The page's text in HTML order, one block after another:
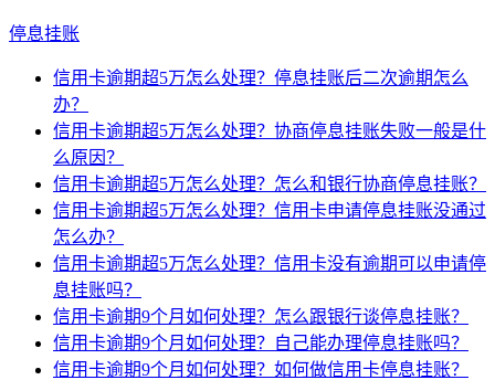
停息挂账
信用卡逾期超5万怎么处理？停息挂账后二次逾期怎么
办？
信用卡逾期超5万怎么处理？协商停息挂账失败一般是什
么原因？
信用卡逾期超5万怎么处理？怎么和银行协商停息挂账？
信用卡逾期超5万怎么处理？信用卡申请停息挂账没通过
怎么办？
信用卡逾期超5万怎么处理？信用卡没有逾期可以申请停
息挂账吗？
信用卡逾期9个月如何处理？怎么跟银行谈停息挂账？
信用卡逾期9个月如何处理？自己能办理停息挂账吗？
信用卡逾期9个月如何处理？如何做信用卡停息挂账？